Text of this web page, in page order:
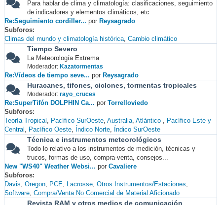
Para hablar de clima y climatología: clasificaciones, seguimiento
de indicadores y elementos climáticos, etc
Re:Seguimiento cordiller... por Reysagrado
Subforos
Climas del mundo y climatología histórica Cambio climático
Tiempo Severo
La Meteorología Extrema
Moderador: Kazatormentas
Re:Vídeos de tiempo seve... por Reysagrado
Huracanes, tifones, ciclones, tormentas tropicales
Moderador: rayo_cruces
Re:SuperTifón DOLPHIN Ca... por Torrelloviedo
Subforos
Teoría Tropical
Pacífico SurOeste Australia Atlántico
Pacífico Este y
Central
Pacífico Oeste Índico Norte Índico SurOeste
Técnica e instrumentos meteorológicos
Todo lo relativo a los instrumentos de medición, técnicas y
trucos, formas de uso, compra-venta, consejos...
New "WS40" Weather Websi... por Cavaliere
Subforos
Davis Oregon PCE Lacrosse Otros Instrumentos/Estaciones
Software Compra/Venta No Comercial de Material Aficionado
Revista RAM y otros medios de comunicación